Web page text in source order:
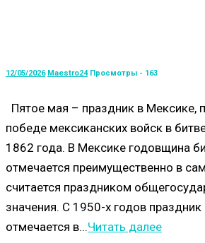
12/05/2026 Maestro24 Просмотры - 163
Пятое мая – праздник в Мексике,
победе мексиканских войск в
1862 года. В Мексике годовщина
отмечается преимущественно в
считается праздником
значения. С 1950-х годов
отмечается в...Читать далее